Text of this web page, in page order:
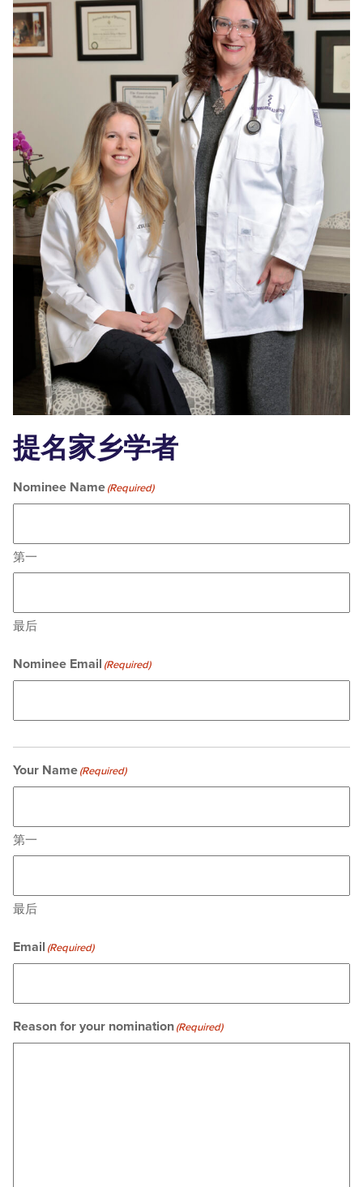
提名家乡学者
Nominee Name(Required)
第一
最后
Nominee Email (Required)
Your Name(Required)
第一
最后
Email (Required)
Reason for your nomination(Required)